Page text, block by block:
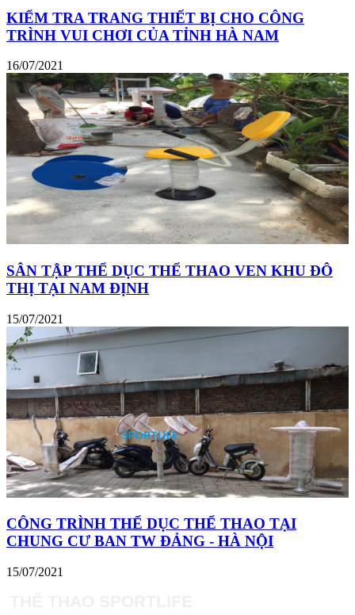
KIỂM TRA TRANG THIẾT BỊ CHO CÔNG
TRÌNH VUI CHƠI CỦA TỈNH HÀ NAM
16/07/2021
SÂN TẬP THỂ DỤC THỂ THAO VEN KHU ĐÔ
THỊ TẠI NAM ĐỊNH
15/07/2021
CÔNG TRÌNH THỂ DỤC THỂ THAO TẠI
CHUNG CƯ BAN TW ĐẢNG - HÀ NỘI
15/07/2021